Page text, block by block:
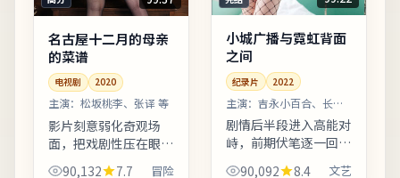
名古屋十二月的母亲
的菜谱
电视剧 2020
主演： 松坂桃李、张译 等
影片刻意弱化奇观场
面，把戏剧性压在眼神
与停顿之间。片中地名
90,132 7.7 冒险
小城广播与霓虹背面
之间
纪录片 2022
主演： 吉永小百合、长泽
雅美 等
剧情后半段进入高能对
峙，前期伏笔逐一回
收，观感紧凑。片中地
90,092 8.4 文艺